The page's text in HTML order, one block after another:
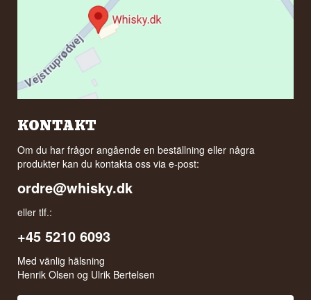
KONTAKT
Om du har frågor angående en beställning eller några
produkter kan du kontakta oss via e-post:
ordre@whisky.dk
eller tlf.:
+45 5210 6093
Med vänlig hälsning
Henrik Olsen og Ulrik Bertelsen